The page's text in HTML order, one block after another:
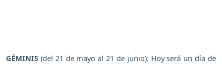
GÉMINIS (del 21 de mayo al 21 de junio): Hoy será un día de